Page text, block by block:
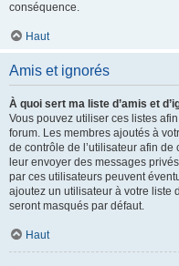
conséquence.
Haut
Amis et ignorés
À quoi sert ma liste d’amis et
Vous pouvez utiliser ces listes
forum. Les membres ajoutés à
de contrôle de l’utilisateur afin
leur envoyer des messages
par ces utilisateurs peuvent
ajoutez un utilisateur à votre liste
seront masqués par défaut.
Haut